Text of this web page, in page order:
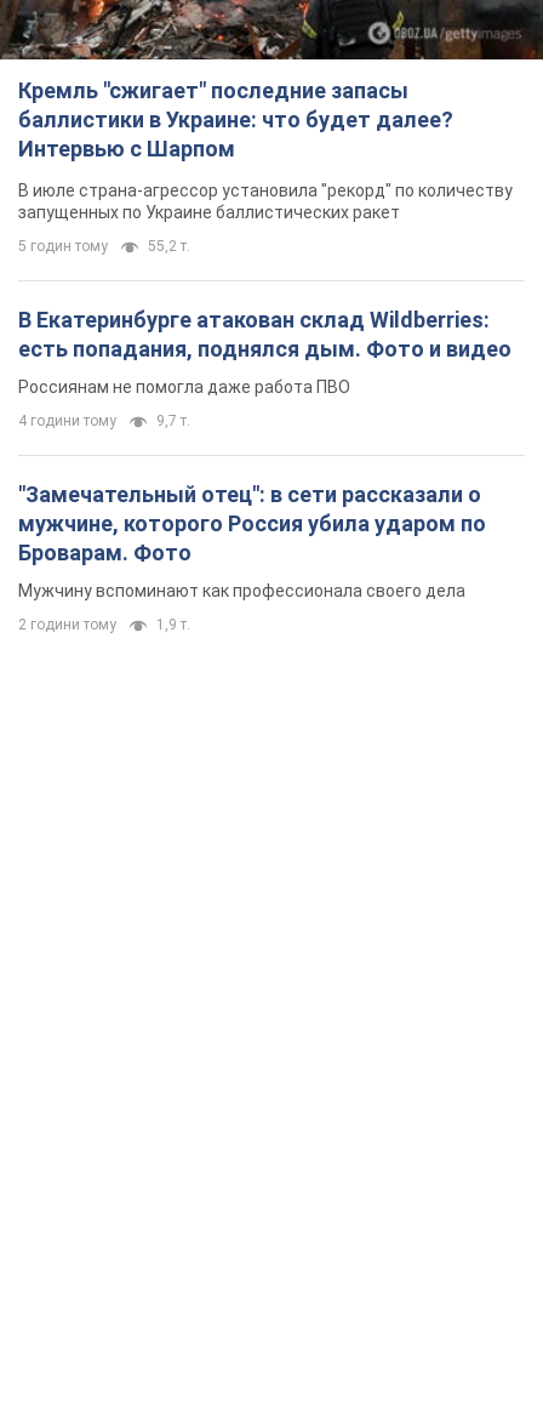
Кремль "сжигает" последние запасы
баллистики в Украине: что будет далее?
Интервью с Шарпом
В июле страна-агрессор установила "рекорд" по количеству
запущенных по Украине баллистических ракет
5 годин тому 55,2 т.
В Екатеринбурге атакован склад Wildberries:
есть попадания, поднялся дым. Фото и видео
Россиянам не помогла даже работа ПВО
4 години тому 9,7 т.
"Замечательный отец": в сети рассказали о
мужчине, которого Россия убила ударом по
Броварам. Фото
Мужчину вспоминают как профессионала своего дела
2 години тому 1,9 т.